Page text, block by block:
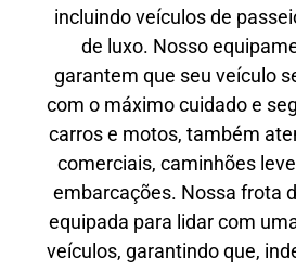
incluindo veículos de
de luxo. Nosso
garantem que seu veículo
com o máximo cuidado e
carros e motos, também
comerciais, caminhões
embarcações. Nossa frota
equipada para lidar com
veículos, garantindo que,